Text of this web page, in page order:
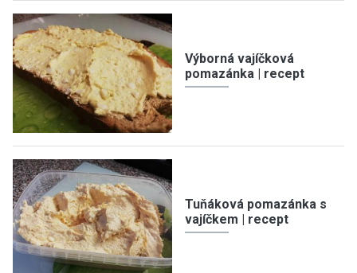
Výborná vajíčková
pomazánka | recept
Tuňáková pomazánka s
vajíčkem | recept